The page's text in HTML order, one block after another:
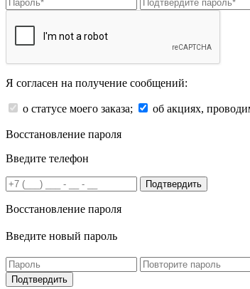
Я согласен на получение сообщений:
о статусе моего заказа; об акциях,
Восстановление пароля
Введите телефон
Подтвердить
Восстановление пароля
Введите новый пароль